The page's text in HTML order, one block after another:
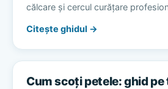
călcare și cercul curățare
Citește ghidul →
Cum scoți petele: ghid